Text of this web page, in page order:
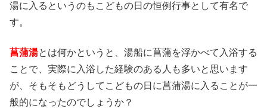
湯に入るというのもこどもの日の恒例行事として有名で
す。
菖蒲湯とは何かというと、湯船に菖蒲を浮かべて入浴する
ことで、実際に入浴した経験のある人も多いと思います
が、そもそもどうしてこどもの日に菖蒲湯に入ることが一
般的になったのでしょうか？